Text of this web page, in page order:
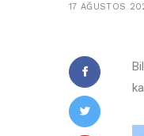
17 AĞUSTOS